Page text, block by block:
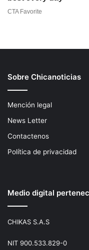
Sobre Chicanoticias
Mención legal
News Letter
Contactenos
Política de privacidad
Medio digital
CHIKAS S.A.S
NIT 900.533.829-0